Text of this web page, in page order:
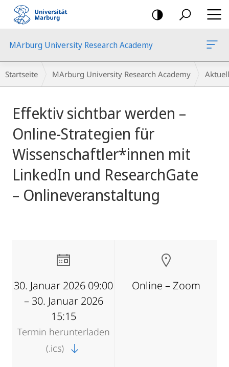
Mobile-
Navigation
MArburg University Research Academy
Breadcrumb-
Navigation
Startseite MArburg University Research Academy
Effektiv sichtbar werden –
Online-Strategien für
Wissenschaftler*innen mit
LinkedIn und ResearchGate
– Onlineveranstaltung
30. Januar 2026 09:00
– 30. Januar 2026
15:15
Termin herunterladen
(.ics)
Online – Zoom